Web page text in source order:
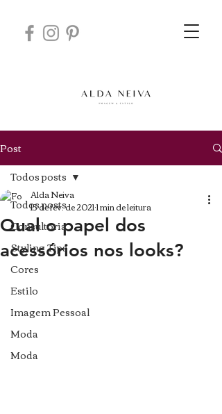
Post
Todos posts
Consultoria
Styling Tips
Cores
Estilo
Imagem Pessoal
Moda
Moda
Todos posts
Qual o papel dos
acessórios nos looks?
Alda Neiva
15 de fev. de 20211 min de leitura